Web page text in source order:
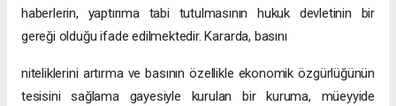
haberlerin, yaptırıma tabi tutulmasının hukuk devletinin bir
gereği olduğu ifade edilmektedir. Kararda, basını
niteliklerini artırma ve basının özellikle ekonomik özgürlüğünün
tesisini sağlama gayesiyle kurulan bir kuruma, müeyyide